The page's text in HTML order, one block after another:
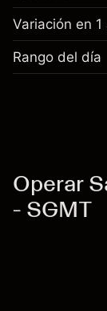
Variación en 1
Rango del día
Operar
- SGMT